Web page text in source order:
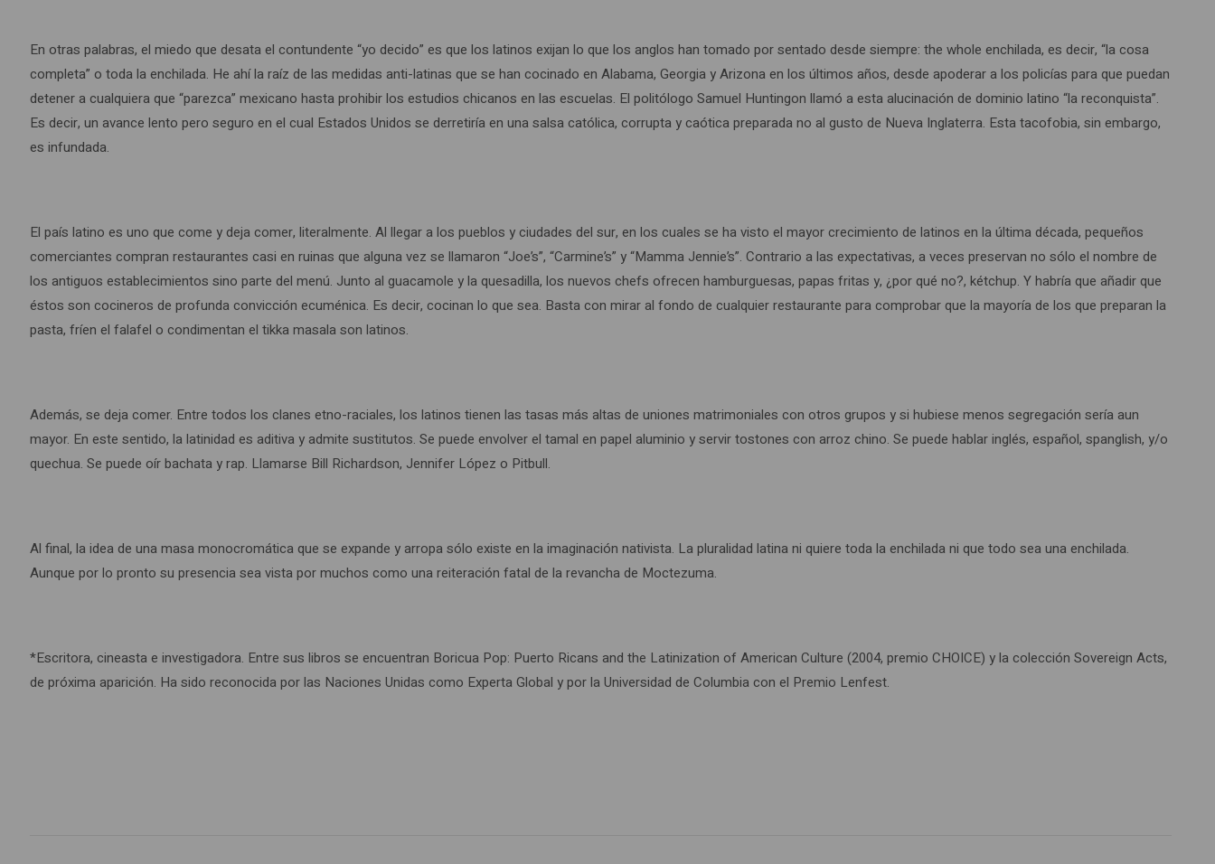
En otras palabras, el miedo que desata el contundente “yo decido” es que los latinos exijan lo que los anglos han tomado por sentado desde siempre: the whole enchilada, es decir, “la cosa
completa” o toda la enchilada. He ahí la raíz de las medidas anti-latinas que se han cocinado en Alabama, Georgia y Arizona en los últimos años, desde apoderar a los policías para que puedan
detener a cualquiera que “parezca” mexicano hasta prohibir los estudios chicanos en las escuelas. El politólogo Samuel Huntingon llamó a esta alucinación de dominio latino “la reconquista”.
Es decir, un avance lento pero seguro en el cual Estados Unidos se derretiría en una salsa católica, corrupta y caótica preparada no al gusto de Nueva Inglaterra. Esta tacofobia, sin embargo,
es infundada.
El país latino es uno que come y deja comer, literalmente. Al llegar a los pueblos y ciudades del sur, en los cuales se ha visto el mayor crecimiento de latinos en la última década, pequeños
comerciantes compran restaurantes casi en ruinas que alguna vez se llamaron “Joe’s”, “Carmine’s” y “Mamma Jennie’s”. Contrario a las expectativas, a veces preservan no sólo el nombre de
los antiguos establecimientos sino parte del menú. Junto al guacamole y la quesadilla, los nuevos chefs ofrecen hamburguesas, papas fritas y, ¿por qué no?, kétchup. Y habría que añadir que
éstos son cocineros de profunda convicción ecuménica. Es decir, cocinan lo que sea. Basta con mirar al fondo de cualquier restaurante para comprobar que la mayoría de los que preparan la
pasta, fríen el falafel o condimentan el tikka masala son latinos.
Además, se deja comer. Entre todos los clanes etno-raciales, los latinos tienen las tasas más altas de uniones matrimoniales con otros grupos y si hubiese menos segregación sería aun
mayor. En este sentido, la latinidad es aditiva y admite sustitutos. Se puede envolver el tamal en papel aluminio y servir tostones con arroz chino. Se puede hablar inglés, español, spanglish, y/o
quechua. Se puede oír bachata y rap. Llamarse Bill Richardson, Jennifer López o Pitbull.
Al final, la idea de una masa monocromática que se expande y arropa sólo existe en la imaginación nativista. La pluralidad latina ni quiere toda la enchilada ni que todo sea una enchilada.
Aunque por lo pronto su presencia sea vista por muchos como una reiteración fatal de la revancha de Moctezuma.
*Escritora, cineasta e investigadora. Entre sus libros se encuentran Boricua Pop: Puerto Ricans and the Latinization of American Culture (2004, premio CHOICE) y la colección Sovereign Acts,
de próxima aparición. Ha sido reconocida por las Naciones Unidas como Experta Global y por la Universidad de Columbia con el Premio Lenfest.